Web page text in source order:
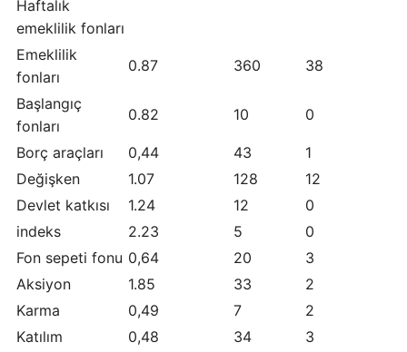
Haftalık
emeklilik fonları
Emeklilik
fonları
0.87 360 38
Başlangıç ​​
fonları
0.82 10 0
Borç araçları 0,44 43
1
Değişken
1.07 128
12
Devlet katkısı
1.24 12
0
indeks
2.23 5
0
Fon sepeti fonu 0,64 20
3
Aksiyon
1.85 33
2
Karma
0,49 7
2
Katılım
0,48 34
3